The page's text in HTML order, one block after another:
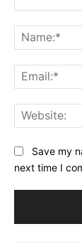
Save my
next time I